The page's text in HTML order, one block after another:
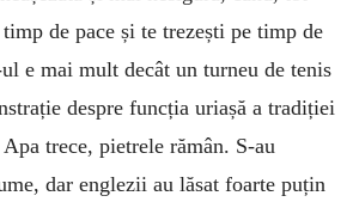
de pace și te trezești pe timp de
e mai mult decât un turneu de tenis
despre funcția uriașă a tradiției
trece, pietrele rămân. S-au
dar englezii au lăsat foarte puțin